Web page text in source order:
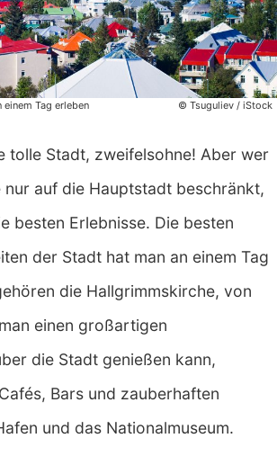
einem Tag erleben © Tsuguliev / iStock
tolle Stadt, zweifelsohne! Aber wer
nur auf die Hauptstadt beschränkt,
besten Erlebnisse. Die besten
der Stadt hat man an einem Tag
die Hallgrimmskirche, von
einen großartigen
die Stadt genießen kann,
Bars und zauberhaften
und das Nationalmuseum.